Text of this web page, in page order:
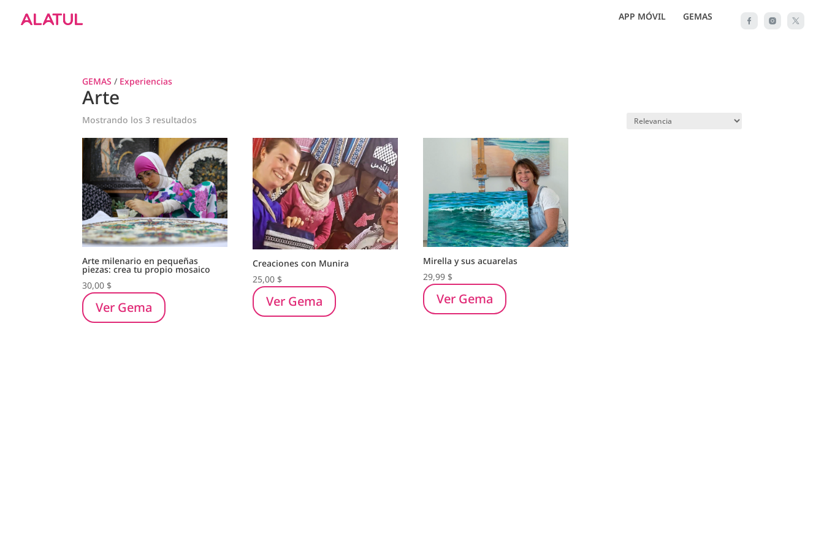
APP MÓVIL GEMAS
GEMAS / Experiencias
Arte
Mostrando los 3 resultados
Arte milenario en pequeñas
piezas: crea tu propio mosaico
30,00 $
Ver Gema
Creaciones con Munira
25,00 $
Ver Gema
Mirella y sus acuarelas
29,99 $
Ver Gema